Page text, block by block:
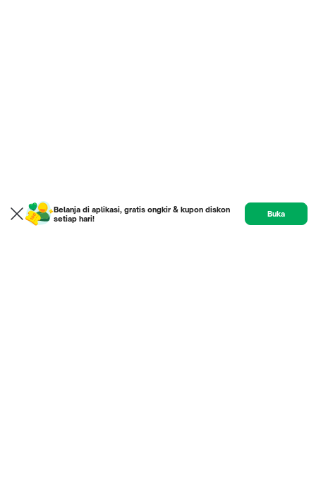
Belanja di aplikasi, gratis ongkir & kupon diskon
setiap hari!
Buka